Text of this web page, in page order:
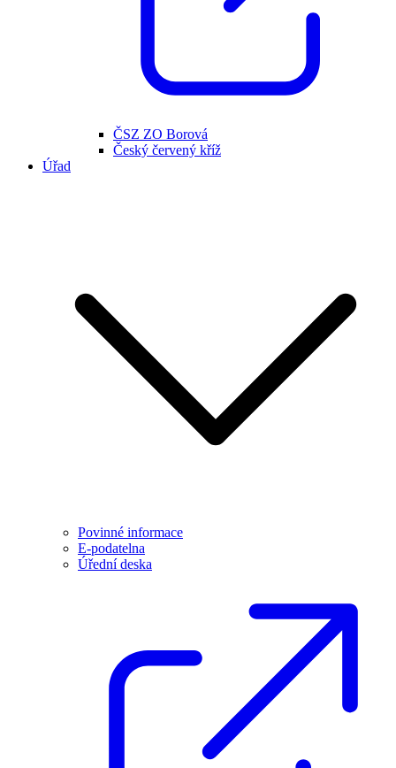
ČSZ ZO Borová
Český červený kříž
Úřad
Povinné informace
E-podatelna
Úřední deska